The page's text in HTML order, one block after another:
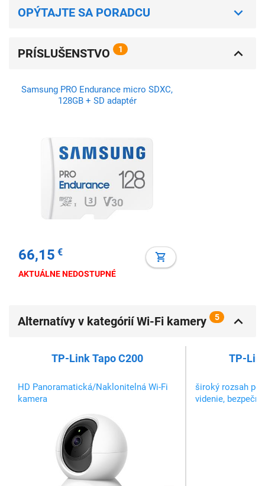
OPÝTAJTE SA PORADCU
PRÍSLUŠENSTVO 1
Samsung PRO Endurance micro SDXC,
128GB + SD adaptér
66,15 €
AKTUÁLNE NEDOSTUPNÉ
Alternatívy v kategórií Wi-Fi kamery 5
TP-Link Tapo C200
HD Panoramatická/Naklonitelná Wi-Fi
kamera
TP-
široký rozsah
videnie,